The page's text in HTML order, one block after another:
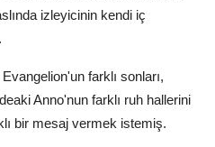
izleyicinin kendi iç
Evangelion'un farklı sonları,
Anno'nun farklı ruh hallerini
bir mesaj vermek istemiş.